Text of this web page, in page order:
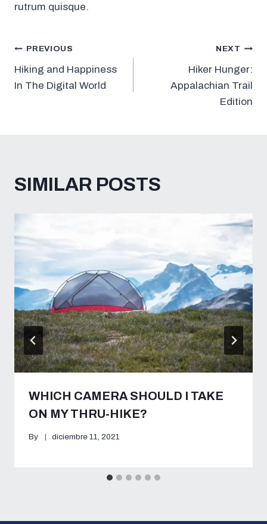
rutrum quisque.
NAVEGACIÓN
DE
PREVIOUS
Hiking and Happiness
In The Digital World
NEXT
Hiker Hunger:
Appalachian Trail
Edition
SIMILAR POSTS
WHICH CAMERA SHOULD I TAKE
ON MY THRU-HIKE?
By diciembre 11, 2021